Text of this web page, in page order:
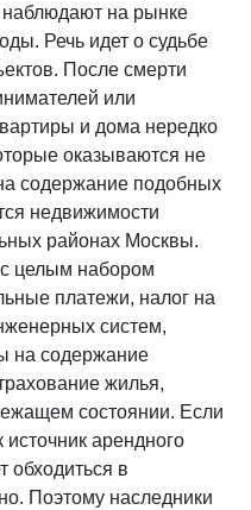
наблюдают на рынке
Речь идет о судьбе
После смерти
или
и дома нередко
оказываются не
содержание подобных
недвижимости
районах Москвы.
целым набором
платежи, налог на
систем,
на содержание
жилья,
состоянии. Если
источник арендного
обходиться в
Поэтому наследники